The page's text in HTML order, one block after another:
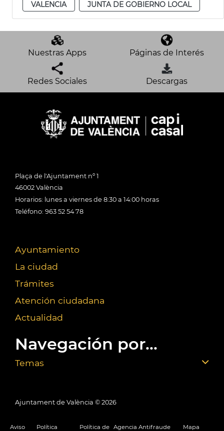
VALENCIA
JUNTA DE GOBIERNO LOCAL
Nuestras Apps Páginas de Interés
Redes Sociales Descargas
Plaça de l'Ajuntament nº 1
46002 València
Horarios: lunes a viernes de 8:30 a 14:00 horas
Teléfono: 963 52 54 78
Ayuntamiento
La ciudad
Trámites
Atención ciudadana
Actualidad
Navegación por...
Temas
Ajuntament de València © 2026
Aviso Política Política de Agencia Antifraude Mapa